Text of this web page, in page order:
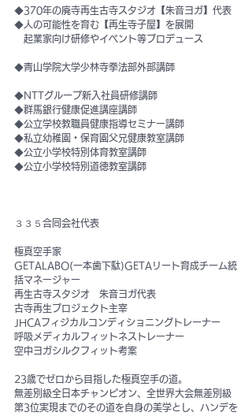
◆370年の廃寺再生古寺スタジオ【朱音ヨガ】代表
◆人の可能性を育む【再生寺子屋】を展開
   起業家向け研修やイベント等プロデュース
◆青山学院大学少林寺拳法部外部講師
◆NTTグループ新入社員研修講師
◆群馬銀行健康促進講座講師
◆公立学校教職員健康指導セミナー講師
◆私立幼稚園・保育園父兄健康教室講師
◆公立小学校特別体育教室講師
◆公立小学校特別道徳教室講師
３３５合同会社代表
極真空手家
GETALABO(一本歯下駄)GETAリート育成チーム統
括マネージャー
再生古寺スタジオ　朱音ヨガ代表
古寺再生プロジェクト主宰
JHCAフィジカルコンディショニングトレーナー
呼吸メディカルフィットネストレーナー
空中ヨガシルクフィット考案
23歳でゼロから目指した極真空手の道。
無差別級全日本チャンピオン、全世界大会無差別級
第3位実現までのその道を自身の美学とし、ハンデを